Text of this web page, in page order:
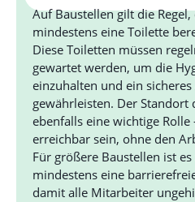
Auf Baustellen gilt die
mindestens eine Toilette
Diese Toiletten müssen
gewartet werden, um die
einzuhalten und ein
gewährleisten. Der Standort
ebenfalls eine wichtige Rolle
erreichbar sein, ohne den
Für größere Baustellen ist
mindestens eine
damit alle Mitarbeiter